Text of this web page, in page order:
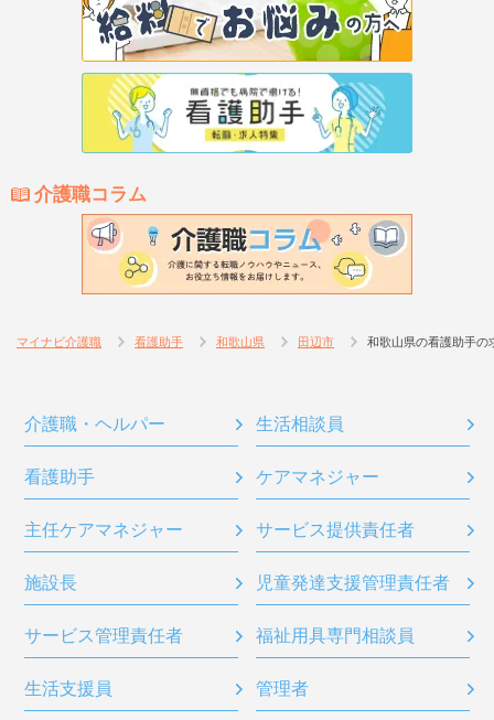
介護職コラム
マイナビ介護職 看護助手 和歌山県 田辺市 和歌山県の看護助手の
介護職・ヘルパー 生活相談員
看護助手 ケアマネジャー
主任ケアマネジャー サービス提供責任者
施設長 児童発達支援管理責任者
サービス管理責任者 福祉用具専門相談員
生活支援員 管理者